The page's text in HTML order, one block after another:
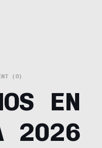
(0)
EN
2026